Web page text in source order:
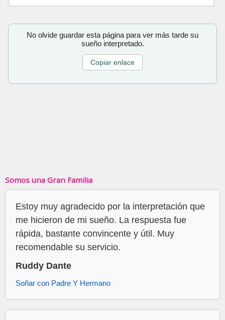
No olvide guardar esta página para ver más tarde su
sueño interpretado.
Copiar enlace
Somos una Gran Familia
Estoy muy agradecido por la interpretación que
me hicieron de mi sueño. La respuesta fue
rápida, bastante convincente y útil. Muy
recomendable su servicio.
Ruddy Dante
Soñar con Padre Y Hermano